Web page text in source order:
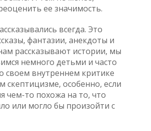
ее значимость.
всегда. Это
фантазии, анекдоты и
рассказывают истории, мы
немного детьми и часто
своем внутреннем критике
скептицизме, особенно, если
чем-то похожа на то, что
или могло бы произойти с